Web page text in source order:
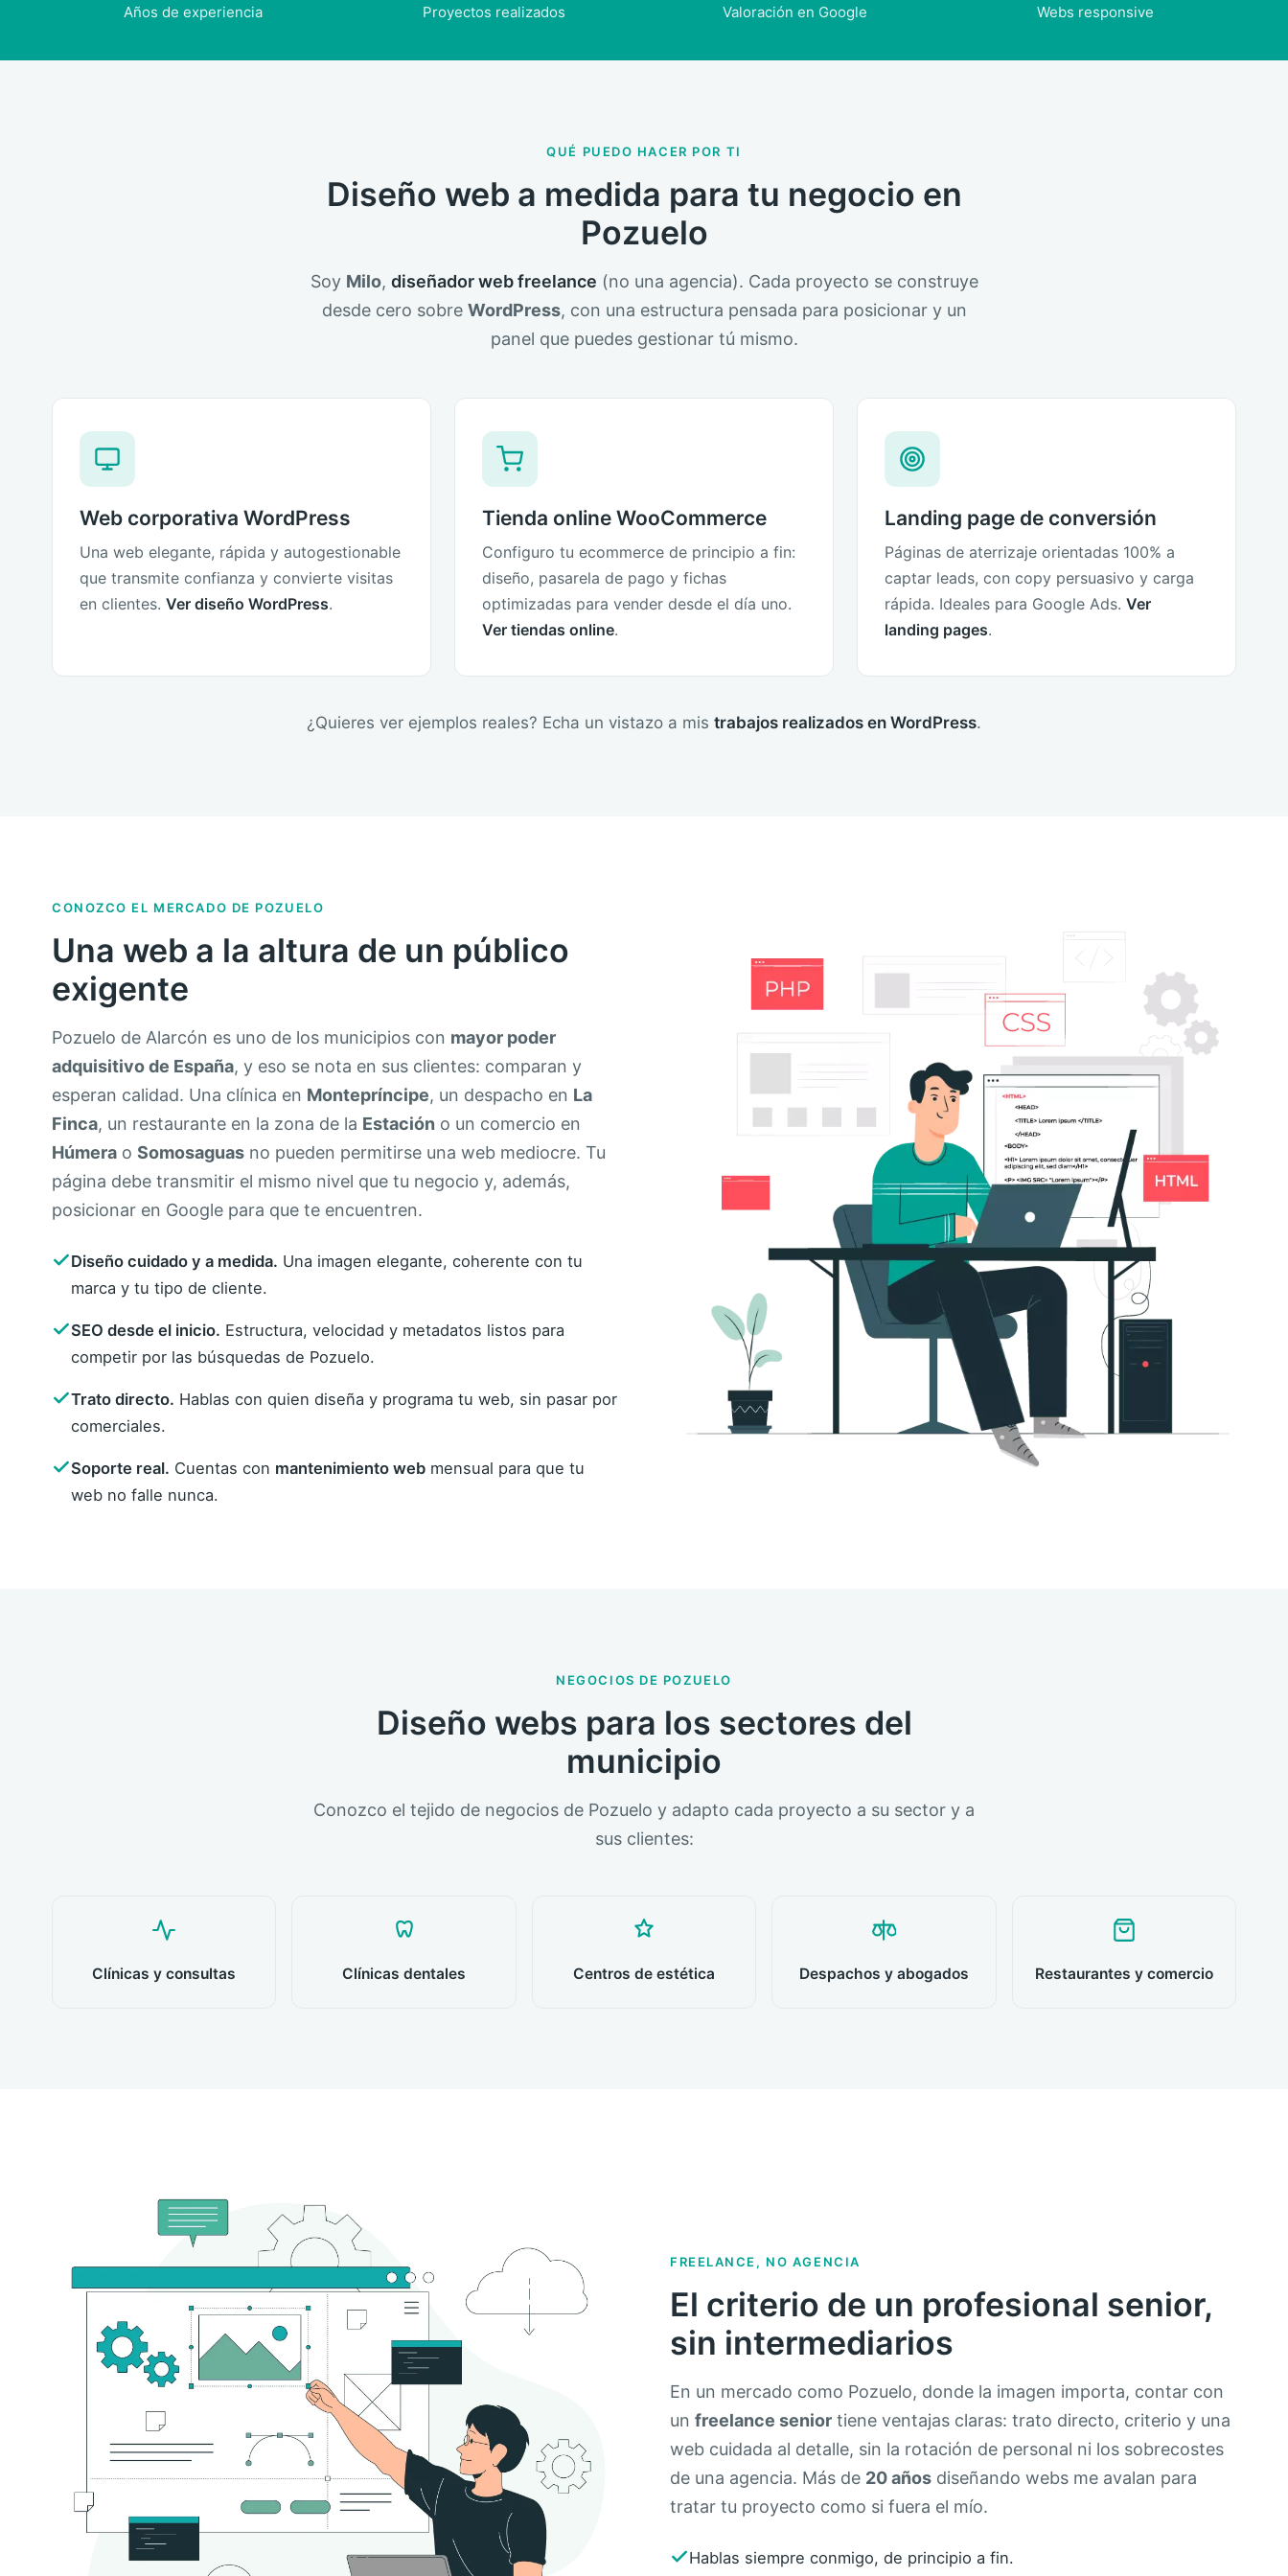
Años de experiencia Proyectos realizados Valoración en Google Webs responsive
QUÉ PUEDO HACER POR TI
Diseño web a medida para tu negocio en
Pozuelo
Soy Milo, diseñador web freelance (no una agencia). Cada proyecto se construye
desde cero sobre WordPress, con una estructura pensada para posicionar y un
panel que puedes gestionar tú mismo.
Web corporativa WordPress
Una web elegante, rápida y autogestionable
que transmite confianza y convierte visitas
en clientes. Ver diseño WordPress.
Tienda online WooCommerce
Configuro tu ecommerce de principio a fin:
diseño, pasarela de pago y fichas
optimizadas para vender desde el día uno.
Ver tiendas online.
Landing page de conversión
Páginas de aterrizaje orientadas 100% a
captar leads, con copy persuasivo y carga
rápida. Ideales para Google Ads. Ver
landing pages.
¿Quieres ver ejemplos reales? Echa un vistazo a mis trabajos realizados en WordPress.
CONOZCO EL MERCADO DE POZUELO
Una web a la altura de un público
exigente
Pozuelo de Alarcón es uno de los municipios con mayor poder
adquisitivo de España, y eso se nota en sus clientes: comparan y
esperan calidad. Una clínica en Montepríncipe, un despacho en La
Finca, un restaurante en la zona de la Estación o un comercio en
Húmera o Somosaguas no pueden permitirse una web mediocre. Tu
página debe transmitir el mismo nivel que tu negocio y, además,
posicionar en Google para que te encuentren.
Diseño cuidado y a medida. Una imagen elegante, coherente con tu
marca y tu tipo de cliente.
SEO desde el inicio. Estructura, velocidad y metadatos listos para
competir por las búsquedas de Pozuelo.
Trato directo. Hablas con quien diseña y programa tu web, sin pasar por
comerciales.
Soporte real. Cuentas con mantenimiento web mensual para que tu
web no falle nunca.
NEGOCIOS DE POZUELO
Diseño webs para los sectores del
municipio
Conozco el tejido de negocios de Pozuelo y adapto cada proyecto a su sector y a
sus clientes:
Clínicas y consultas Clínicas dentales Centros de estética Despachos y abogados Restaurantes y comercio
FREELANCE, NO AGENCIA
El criterio de un profesional senior,
sin intermediarios
En un mercado como Pozuelo, donde la imagen importa, contar con
un freelance senior tiene ventajas claras: trato directo, criterio y una
web cuidada al detalle, sin la rotación de personal ni los sobrecostes
de una agencia. Más de 20 años diseñando webs me avalan para
tratar tu proyecto como si fuera el mío.
Hablas siempre conmigo, de principio a fin.